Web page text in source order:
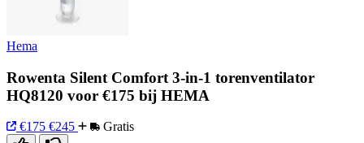
Hema
Rowenta Silent Comfort 3-in-1 torenventilator
HQ8120 voor €175 bij HEMA
€175 €245 Gratis